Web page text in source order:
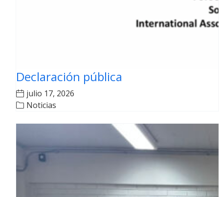
Declaración pública
julio 17, 2026
Noticias